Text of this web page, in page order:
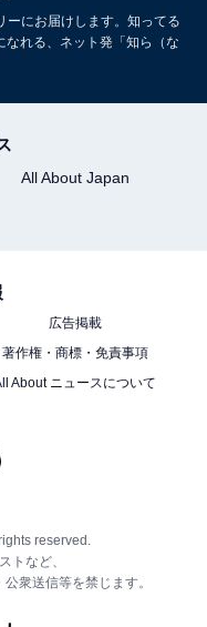
ーにお届けします。知ってる
れる、ネット発「知ら（な
All About Japan
広告掲載
著作権・商標・免責事項
About ニュースについて
reserved.
トなど、
衆送信等を禁じます。